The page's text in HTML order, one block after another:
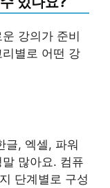
강의가 준비
별로 어떤 강
글, 엑셀, 파워
많아요. 컴퓨
단계별로 구성